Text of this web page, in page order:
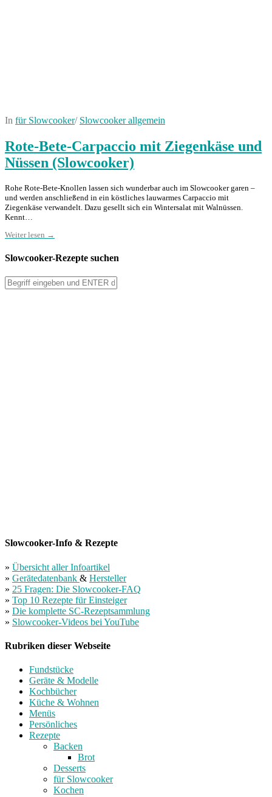
In für Slowcooker/ Slowcooker allgemein
Rote-Bete-Carpaccio mit Ziegenkäse und
Nüssen (Slowcooker)
Rohe Rote-Bete-Knollen lassen sich wunderbar auch im Slowcooker garen –
und werden anschließend in ein köstliches lauwarmes Carpaccio mit
Ziegenkäse verwandelt. Dazu gesellt sich ein Wintersalat mit Walnüssen.
Kennt…
Weiter lesen →
Slowcooker-Rezepte suchen
Slowcooker-Info & Rezepte
» Übersicht aller Infoartikel
» Gerätedatenbank & Hersteller
» 25 Fragen: Die Slowcooker-FAQ
» Top 10 Rezepte für Einsteiger
» Die komplette SC-Rezeptsammlung
» Slowcooker-Videos bei YouTube
Rubriken dieser Webseite
Fundstücke
Geräte & Modelle
Kochbücher
Küche & Wohnen
Menüs
Persönliches
Rezepte
Backen
Brot
Desserts
für Slowcooker
Kochen